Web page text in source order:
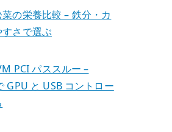
の栄養比較 – 鉄分・カ
さで選ぶ
PCI パススルー –
GPU と USB コントロー